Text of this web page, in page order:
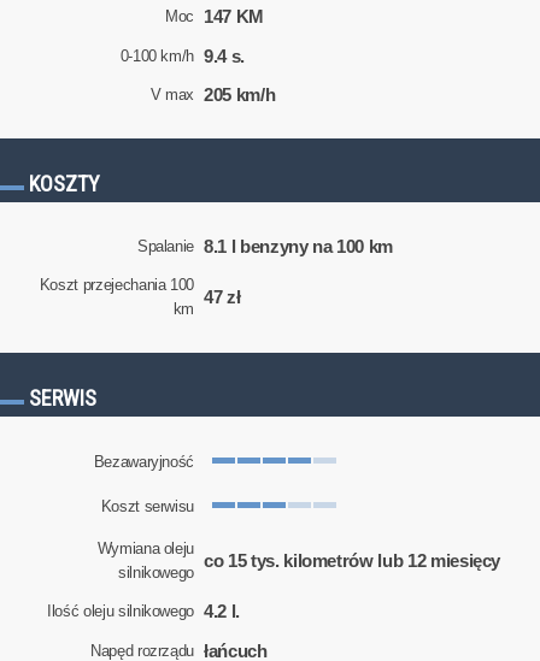
Moc 147 KM
0-100 km/h 9.4 s.
V max 205 km/h
KOSZTY
Spalanie 8.1 l benzyny na 100 km
Koszt przejechania 100
km
47 zł
SERWIS
Bezawaryjność
Koszt serwisu
Wymiana oleju
silnikowego
co 15 tys. kilometrów lub 12 miesięcy
Ilość oleju silnikowego 4.2 l.
Napęd rozrządu łańcuch